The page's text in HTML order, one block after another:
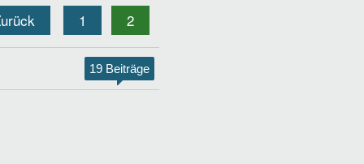
1 2
19 Beiträge